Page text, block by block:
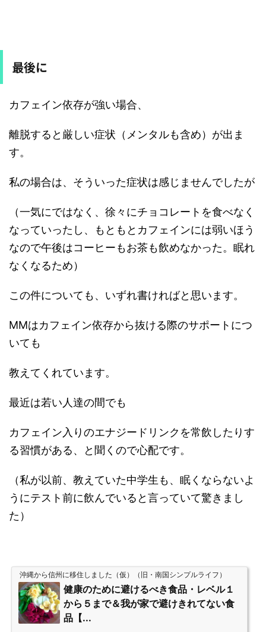
最後に
カフェイン依存が強い場合、
離脱すると厳しい症状（メンタルも含め）が出ま
す。
私の場合は、そういった症状は感じませんでしたが
（一気にではなく、徐々にチョコレートを食べなく
なっていったし、もともとカフェインには弱いほう
なので午後はコーヒーもお茶も飲めなかった。眠れ
なくなるため）
この件についても、いずれ書ければと思います。
MMはカフェイン依存から抜ける際のサポートにつ
いても
教えてくれています。
最近は若い人達の間でも
カフェイン入りのエナジードリンクを常飲したりす
る習慣がある、と聞くので心配です。
（私が以前、教えていた中学生も、眠くならないよ
うにテスト前に飲んでいると言っていて驚きまし
た）
沖縄から信州に移住しました（仮）（旧・南国シンプルライフ）
健康のために避けるべき食品・レベル１
から５まで＆我が家で避けきれてない食
品【...